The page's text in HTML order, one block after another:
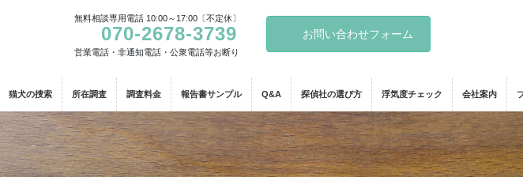
無料相談専用電話 10:00～17:00〔不定休〕
070-2678-3739
営業電話・非通知電話・公衆電話等お断り
お問い合わせフォーム
猫犬の捜索 所在調査 調査料金 報告書サンプル Q&A 探偵社の選び方 浮気度チェック 会社案内